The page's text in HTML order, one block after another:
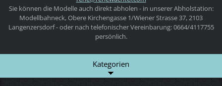
Sie können die Modelle auch direkt abholen - in unserer Abholstation:
Modellbahneck, Obere Kirchengasse 1/Wiener Strasse 37, 2103
Langenzersdorf - oder nach telefonischer Vereinbarung: 0664/4117755
persönlich.
Kategorien